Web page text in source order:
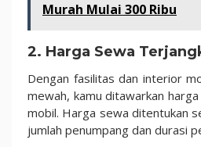
Murah Mulai 300 Ribu
2. Harga Sewa
Dengan fasilitas dan interior
mewah, kamu ditawarkan
mobil. Harga sewa ditentukan
jumlah penumpang dan durasi